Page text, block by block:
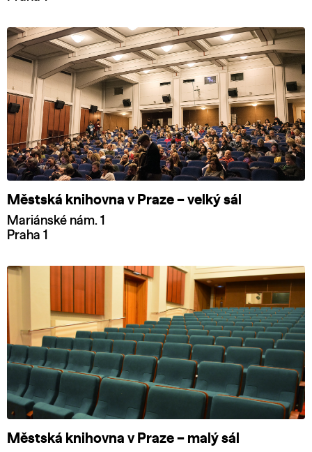
Městská knihovna v Praze – velký sál
Mariánské nám. 1
Praha 1
Městská knihovna v Praze – malý sál